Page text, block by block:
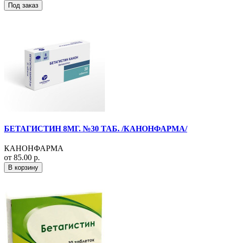
Под заказ
БЕТАГИСТИН 8МГ. №30 ТАБ. /КАНОНФАРМА/
КАНОНФАРМА
от 85.00 р.
В корзину